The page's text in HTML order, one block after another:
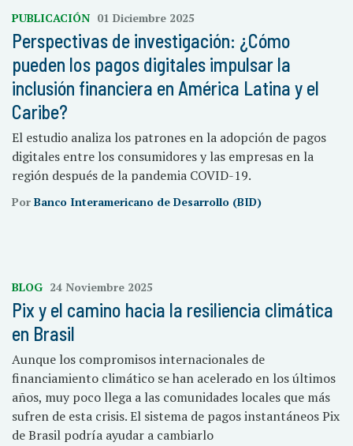
PUBLICACIÓN 01 Diciembre 2025
Perspectivas de investigación: ¿Cómo
pueden los pagos digitales impulsar la
inclusión financiera en América Latina y el
Caribe?
El estudio analiza los patrones en la adopción de pagos
digitales entre los consumidores y las empresas en la
región después de la pandemia COVID-19.
Por Banco Interamericano de Desarrollo (BID)
BLOG 24 Noviembre 2025
Pix y el camino hacia la resiliencia climática
en Brasil
Aunque los compromisos internacionales de
financiamiento climático se han acelerado en los últimos
años, muy poco llega a las comunidades locales que más
sufren de esta crisis. El sistema de pagos instantáneos Pix
de Brasil podría ayudar a cambiarlo